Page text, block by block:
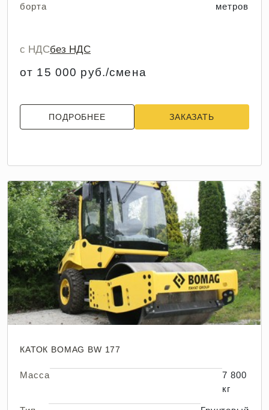
борта метров
с НДСбез НДС
от 15 000 руб./смена
ПОДРОБНЕЕ ЗАКАЗАТЬ
КАТОК BOMAG BW 177
Масса
7 800
кг